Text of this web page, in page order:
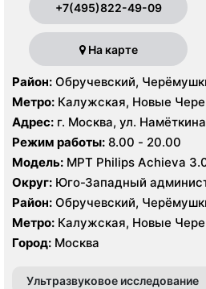
+7(495)822-49-09
На карте
Район: Обручевский,
Метро: Калужская, Новые
Адрес: г. Москва, ул.
Режим работы: 8.00 - 20.00
Модель: МРТ Philips Achieva
Prime 160 срезов УЗИ GE Logiq-
HDI 5000
Округ: Юго-Западный
Район: Обручевский,
Метро: Калужская, Новые
Город: Москва
Ультразвуковое исследование